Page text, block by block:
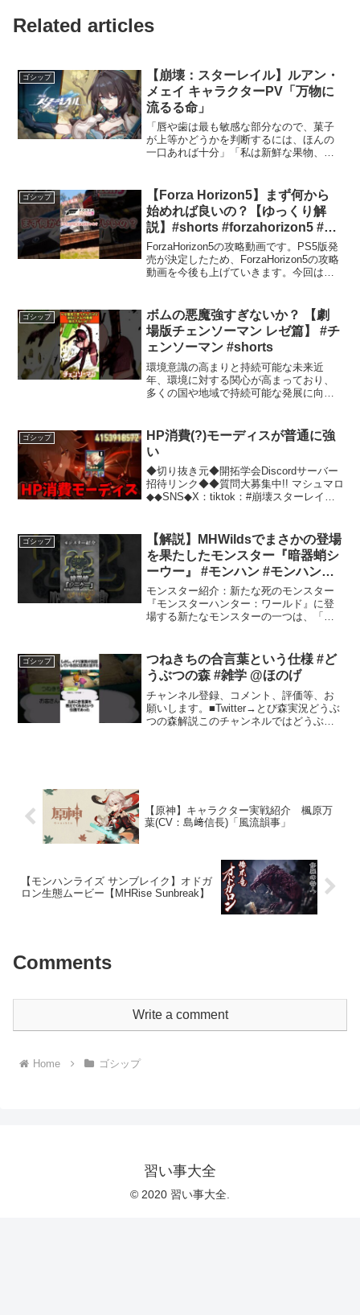
Related articles
ゴシップ
【崩壊：スターレイル】ルアン・
メェイ キャラクターPV「万物に
流るる命」
「唇や歯は最も敏感な部分なので、菓子
が上等かどうかを判断するには、ほんの
一口あれば十分」「私は新鮮な果物、花
のほうが、ドーパミンが放出されやすい
ので」キャストルアン・メ...
ゴシップ
【Forza Horizon5】まず何から
始めれば良いの？【ゆっくり解
説】#shorts #forzahorizon5 #攻
略
ForzaHorizon5の攻略動画です。PS5版発
売が決定したため、ForzaHorizon5の攻略
動画を今後も上げていきます。今回は、
す。#shorts #forz...
ゴシップ
ボムの悪魔強すぎないか？ 【劇
場版チェンソーマン レゼ篇】 #チ
ェンソーマン #shorts
環境意識の高まりと持続可能な未来近
年、環境に対する関心が高まっており、
多くの国や地域で持続可能な発展に向け
の概念、そして個人や企業ができる具体
的なアクションについて考察...
ゴシップ
HP消費(?)モーディスが普通に強
い
◆切り抜き元◆開拓学会Discordサーバー
招待リンク◆◆質問大募集中!! マシュマロ
◆◆SNS◆X：tiktok：#崩壊スターレイル
ゴシップ
【解説】MHWildsでまさかの登場
を果たしたモンスター『暗器蛸シ
ーウー』 #モンハン #モンハンワ
イルズ #モンスターハンターワイ
ルズ #まーぼー #解説
モンスター紹介：新たな死のモンスター
『モンスターハンター：ワールド』に登
場する新たなモンスターの一つは、「死
り、見た目は一言で言うとタコです。触
手から分泌される体液は、空...
ゴシップ
つねきちの合言葉という仕様 #ど
うぶつの森 #雑学 @ほのげ
チャンネル登録、コメント、評価等、お
願いします。■Twitter→とび森実況どうぶ
つの森解説このチャンネルではどうぶつ
【原神】キャラクター実戦紹介 楓原万
葉(CV：島﨑信長)「風流韻事」
【モンハンライズ サンブレイク】オドガ
ロン生態ムービー【MHRise Sunbreak】
Comments
Write a comment
Home ゴシップ
習い事大全
© 2020 習い事大全.